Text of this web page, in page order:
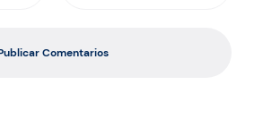
Comentarios